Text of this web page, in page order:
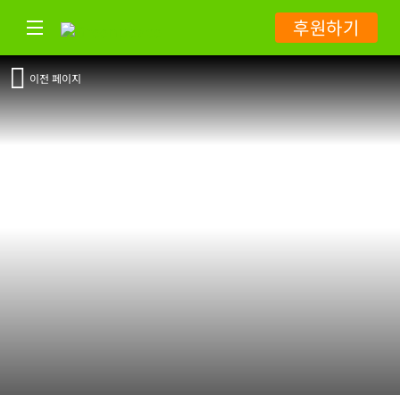
후원하기
이전 페이지